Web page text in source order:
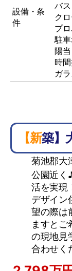
設備・条
件
バ
ク
プ
駐
陽
時
ガ
【新築
菊池郡大
公園近く
活を実現
デザイ
望の際は
ますとご
の現地見
合わせく